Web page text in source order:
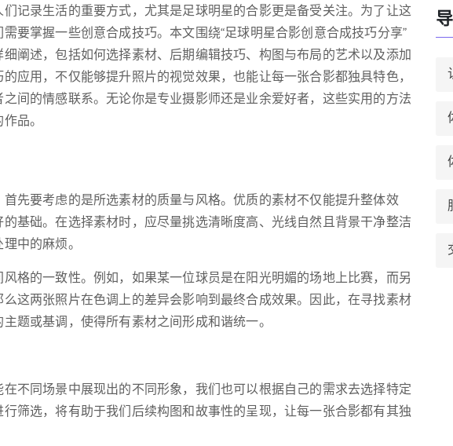
记录生活的重要方式，尤其是足球明星的合影更是备受关注。为了让这
要掌握一些创意合成技巧。本文围绕“足球明星合影创意合成技巧分享”
阐述，包括如何选择素材、后期编辑技巧、构图与布局的艺术以及添加
应用，不仅能够提升照片的视觉效果，也能让每一张合影都独具特色，
间的情感联系。无论你是专业摄影师还是业余爱好者，这些实用的方法
品。
先要考虑的是所选素材的质量与风格。优质的素材不仅能提升整体效
基础。在选择素材时，应尽量挑选清晰度高、光线自然且背景干净整洁
中的麻烦。
格的一致性。例如，如果某一位球员是在阳光明媚的场地上比赛，而另
这两张照片在色调上的差异会影响到最终合成效果。因此，在寻找素材
题或基调，使得所有素材之间形成和谐统一。
不同场景中展现出的不同形象，我们也可以根据自己的需求去选择特定
筛选，将有助于我们后续构图和故事性的呈现，让每一张合影都有其独